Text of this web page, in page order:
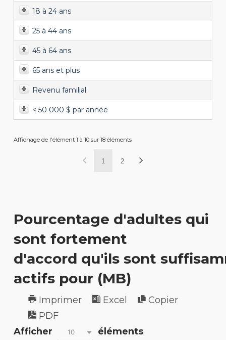
18 à 24 ans
25 à 44 ans
45 à 64 ans
65 ans et plus
Revenu familial
< 50 000 $ par année
Affichage de l'élément 1 à 10 sur 18 éléments
1 2
Pourcentage d'adultes qui
sont fortement
d'accord qu'ils sont
actifs pour (MB)
Imprimer Excel
Copier
PDF
Afficher
10 éléments